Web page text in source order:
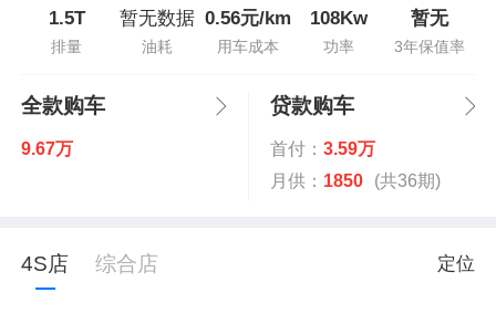
1.5T
排量
暂无数据
油耗
0.56元/km
用车成本
108Kw
功率
暂无
3年保值率
全款购车
9.67万
贷款购车
首付： 3.59万
月供： 1850 (共36期)
4S店 综合店 定位